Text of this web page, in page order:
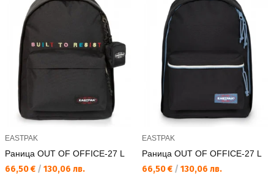
EASTPAK
Раница OUT OF OFFICE-27 L
Текуща цена:
66,50 € / 130,06 лв.
EASTPAK
Раница OUT OF OFFICE-27 L
Текуща цена:
66,50 € / 130,06 лв.